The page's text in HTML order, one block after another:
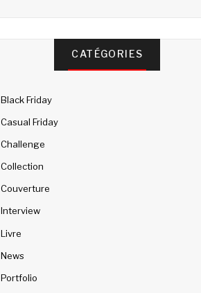
CATÉGORIES
Black Friday
Casual Friday
Challenge
Collection
Couverture
Interview
Livre
News
Portfolio